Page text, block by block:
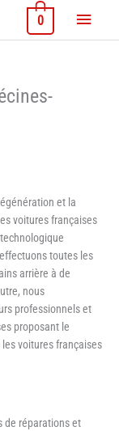
Menu
0
et la
voitures françaises
toutes les
arrière à de
nous
professionnels et
proposant le
voitures françaises
de réparations et